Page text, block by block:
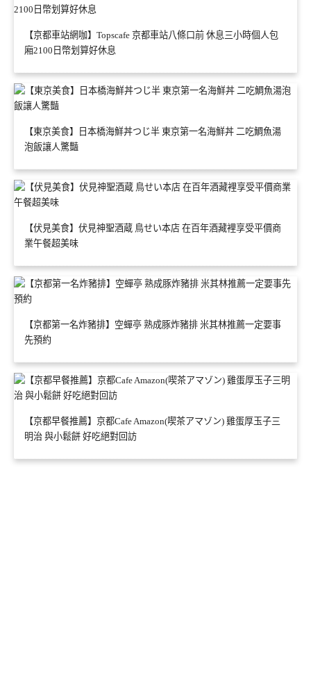
【京都車站網咖】Topscafe 京都車站八條口前 休息三小時個人包
廂2100日幣划算好休息
【東京美食】日本橋海鮮丼つじ半 東京第一名海鮮丼 二吃鯛魚湯
泡飯讓人驚豔
【伏見美食】伏見神聖酒蔵 鳥せい本店 在百年酒藏裡享受平價商
業午餐超美味
【京都第一名炸豬排】空蟬亭 熟成豚炸豬排 米其林推薦一定要事
先預約
【京都早餐推薦】京都Cafe Amazon(喫茶アマゾン) 雞蛋厚玉子三
明治 與小鬆餅 好吃絕對回訪